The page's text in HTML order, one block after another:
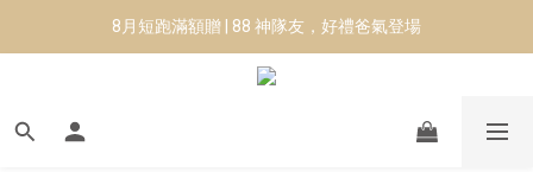
8月短跑滿額贈 | 88 神隊友，好禮爸氣登場
8月短跑滿額贈 | 88 神隊友，好禮爸氣登場
✨CURARING-韓國多功能深層按摩環｜新品預購88折！✨
Manduka-跟著青蛙去旅行｜快閃第二站-台南